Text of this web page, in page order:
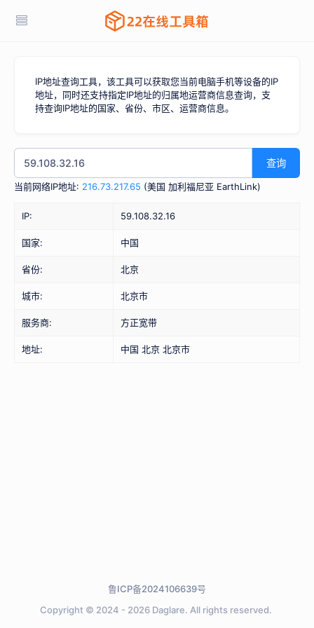
IP地址查询工具，该工具可以获取您当前电脑手机等设备的IP
地址，同时还支持指定IP地址的归属地运营商信息查询，支
持查询IP地址的国家、省份、市区、运营商信息。
查询
当前网络IP地址: 216.73.217.65 (美国 加利福尼亚 EarthLink)
IP: 59.108.32.16
国家: 中国
省份: 北京
城市: 北京市
服务商: 方正宽带
地址: 中国 北京 北京市
Copyright © 2024 - 2026 Daglare. All rights reserved.
鲁ICP备2024106639号